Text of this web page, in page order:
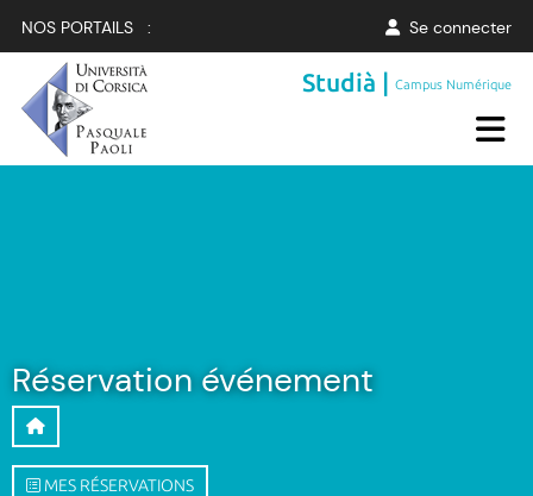
NOS PORTAILS : Se connecter
Studià |Campus Numérique
Réservation événement
MES RÉSERVATIONS